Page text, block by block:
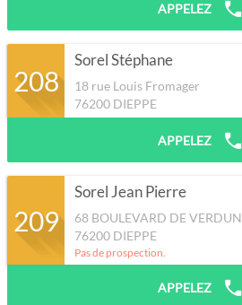
APPELEZ
208
Sorel Stéphane
18 rue Louis Fromager
76200 DIEPPE
APPELEZ
209
Sorel Jean Pierre
68 BOULEVARD DE VERDUN
76200 DIEPPE
Pas de prospection.
APPELEZ